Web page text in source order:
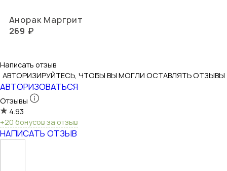
Анорак Маргрит
269 ₽
Написать отзыв
АВТОРИЗИРУЙТЕСЬ, ЧТОБЫ ВЫ МОГЛИ ОСТАВЛЯТЬ ОТЗЫВЫ
АВТОРИЗОВАТЬСЯ
Отзывы
4.93
+20 бонусов за отзыв
НАПИСАТЬ ОТЗЫВ